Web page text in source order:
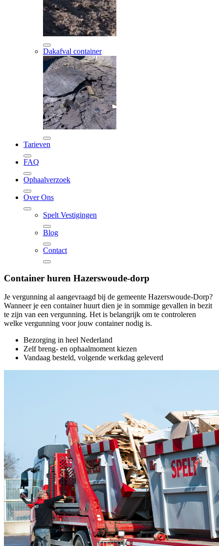
Dakafval container
Tarieven
FAQ
Ophaalverzoek
Over Ons
Spelt Vestigingen
Blog
Contact
Container huren Hazerswoude-dorp
Je vergunning al aangevraagd bij de gemeente Hazerswoude-Dorp?
Wanneer je een container huurt dien je in sommige gevallen in bezit
te zijn van een vergunning. Het is belangrijk om te controleren
welke vergunning voor jouw container nodig is.
Bezorging in heel Nederland
Zelf breng- en ophaalmoment kiezen
Vandaag besteld, volgende werkdag geleverd